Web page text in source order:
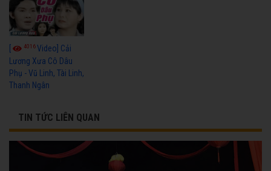
4016Video] Cải
Lương Xưa Cô Dâu
Phụ - Vũ Linh, Tài Linh,
Thanh Ngân
TIN TỨC LIÊN QUAN